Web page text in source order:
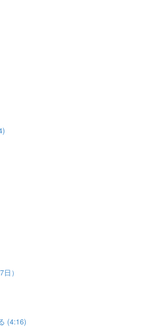
）
(4:16)